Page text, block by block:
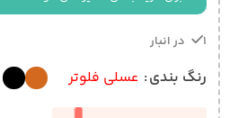
1 در انبار
رنگ بندی عسلی فلوتر